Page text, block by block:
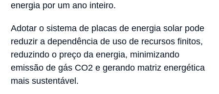
energia por um ano inteiro.
Adotar o sistema de placas de energia solar pode
reduzir a dependência de uso de recursos finitos,
reduzindo o preço da energia, minimizando
emissão de gás CO2 e gerando matriz energética
mais sustentável.